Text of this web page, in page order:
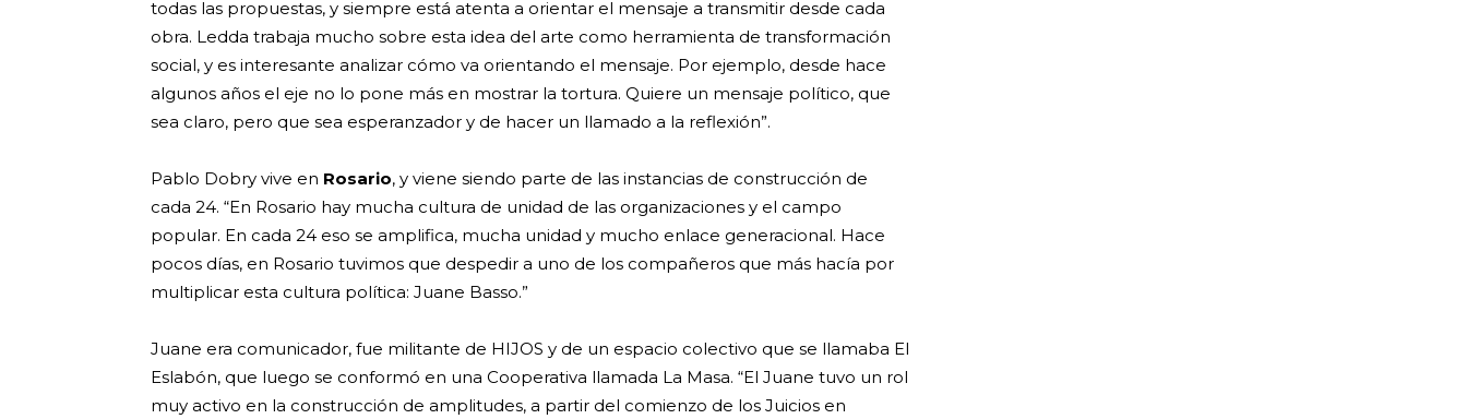
todas las propuestas, y siempre está atenta a orientar el mensaje a transmitir desde cada
obra. Ledda trabaja mucho sobre esta idea del arte como herramienta de transformación
social, y es interesante analizar cómo va orientando el mensaje. Por ejemplo, desde hace
algunos años el eje no lo pone más en mostrar la tortura. Quiere un mensaje político, que
sea claro, pero que sea esperanzador y de hacer un llamado a la reflexión”.
Pablo Dobry vive en Rosario, y viene siendo parte de las instancias de construcción de
cada 24. “En Rosario hay mucha cultura de unidad de las organizaciones y el campo
popular. En cada 24 eso se amplifica, mucha unidad y mucho enlace generacional. Hace
pocos días, en Rosario tuvimos que despedir a uno de los compañeros que más hacía por
multiplicar esta cultura política: Juane Basso.”
Juane era comunicador, fue militante de HIJOS y de un espacio colectivo que se llamaba El
Eslabón, que luego se conformó en una Cooperativa llamada La Masa. “El Juane tuvo un rol
muy activo en la construcción de amplitudes, a partir del comienzo de los Juicios en